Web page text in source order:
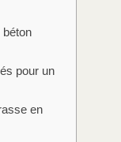
béton
pour un
en